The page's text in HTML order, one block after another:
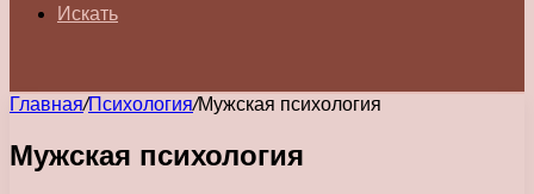
Искать
Главная/Психология/Мужская психология
Мужская психология